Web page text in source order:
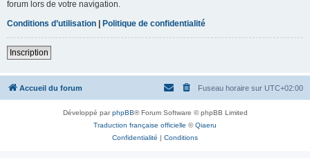
forum lors de votre navigation.
Conditions d’utilisation | Politique de confidentialité
Inscription
Accueil du forum Fuseau horaire sur UTC+02:00
Développé parphpBB® Forum Software © phpBB Limited
Traduction française officielle ©Qiaeru
Confidentialité | Conditions